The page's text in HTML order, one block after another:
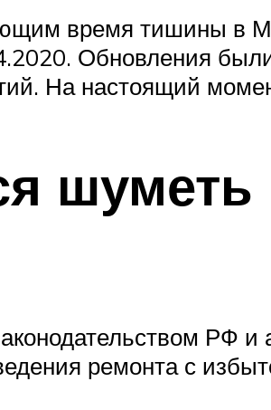
время тишины в
Обновления
На настоящий
ремонта с